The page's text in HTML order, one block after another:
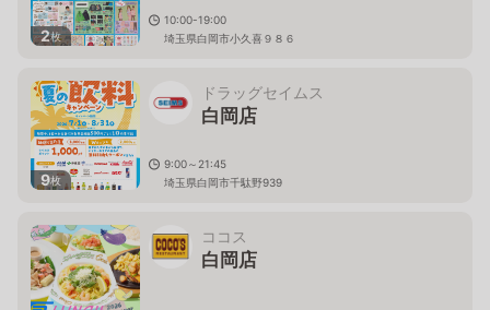
2枚
10:00-19:00
埼玉県白岡市小久喜９８６
9枚
ドラッグセイムス
白岡店
9:00～21:45
埼玉県白岡市千駄野939
ココス
白岡店